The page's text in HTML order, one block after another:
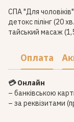
СПА "Для
детокс пілінг (20
тайський масаж
Оплата
💳 Онлайн
– банківською
– за реквізитами